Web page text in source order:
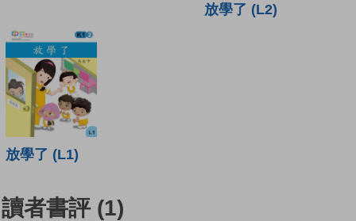
放學了 (L2)
放學了 (L1)
讀者書評 (1)